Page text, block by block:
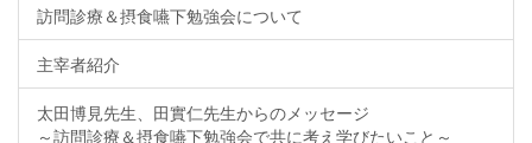
訪問診療＆摂食嚥下勉強会について
主宰者紹介
太田博見先生、田實仁先生からのメッセージ
～訪問診療＆摂食嚥下勉強会で共に考え学びたいこと～